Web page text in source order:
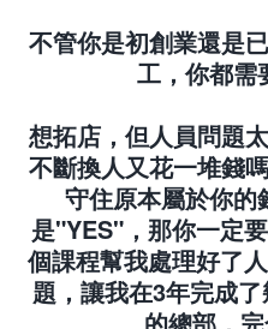
不管你是初創業還是
工，你都需
想拓店，但人員問題
不斷換人又花一堆錢
守住原本屬於你的
是"YES"，那你一定
個課程幫我處理好了
題，讓我在3年完成